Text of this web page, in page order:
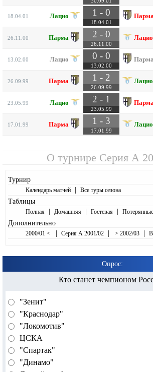
18.04.01 Лацио 1 - 0
18.04.01
Парма
26.11.00 Парма 2 - 0
26.11.00
Лацио
13.02.00 Лацио 0 - 0
13.02.00
Парма
26.09.99 Парма 1 - 2
26.09.99
Лацио
23.05.99 Лацио 2 - 1
23.05.99
Парма
17.01.99 Парма 1 - 3
17.01.99
Лацио
О турнире Серия А
Турнир
Календарь матчей | Все туры сезона
Таблицы
Полная | Домашняя | Гостевая |
Дополнительно
2000/01 < | Серия А 2001/02 | > 2002/03 |
Опрос:
Кто станет чемпионом
"Зенит"
"Краснодар"
"Локомотив"
ЦСКА
"Спартак"
"Динамо"